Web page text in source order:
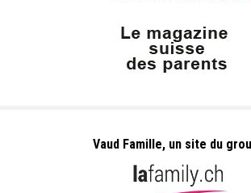
Vaud Famille, un site du